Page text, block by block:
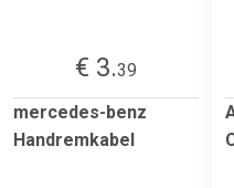
€ 3.39
mercedes-benz
Handremkabel